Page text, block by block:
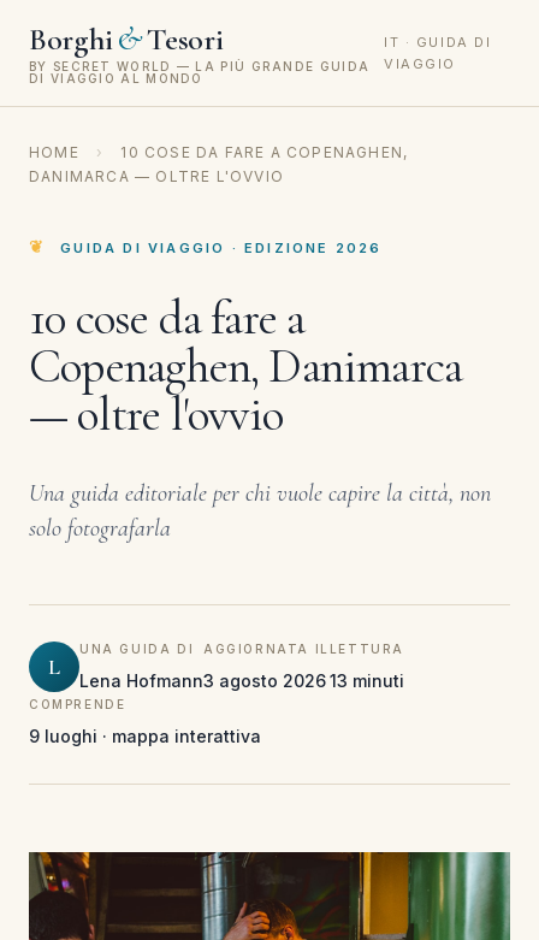
Borghi&Tesori
BY SECRET WORLD — LA PIÙ GRANDE GUIDA
DI VIAGGIO AL MONDO
IT · GUIDA DI
VIAGGIO
HOME ›
10 COSE DA FARE A COPENAGHEN,
DANIMARCA — OLTRE L'OVVIO
GUIDA DI VIAGGIO · EDIZIONE 2026
10 cose da fare a
Copenaghen, Danimarca
— oltre l'ovvio
Una guida editoriale per chi vuole capire la città, non
solo fotografarla
L
UNA GUIDA DI
Lena Hofmann
AGGIORNATA IL
3 agosto 2026
LETTURA
13 minuti
COMPRENDE
9 luoghi · mappa interattiva